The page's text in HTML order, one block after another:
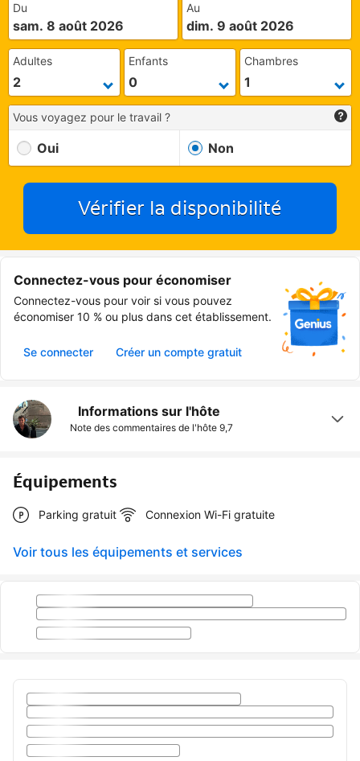
Du
sam. 8 août 2026
Au
dim. 9 août 2026
Adultes Enfants Chambres
Vous voyagez pour le travail ?
Oui Non
Vérifier la disponibilité
Connectez-vous pour économiser
Connectez-vous pour voir si vous pouvez
économiser 10 % ou plus dans cet établissement.
Se connecter Créer un compte gratuit
Informations sur l'hôte
Note des commentaires de l'hôte 9,7
Équipements
Parking gratuit Connexion Wi-Fi gratuite
Voir tous les équipements et services